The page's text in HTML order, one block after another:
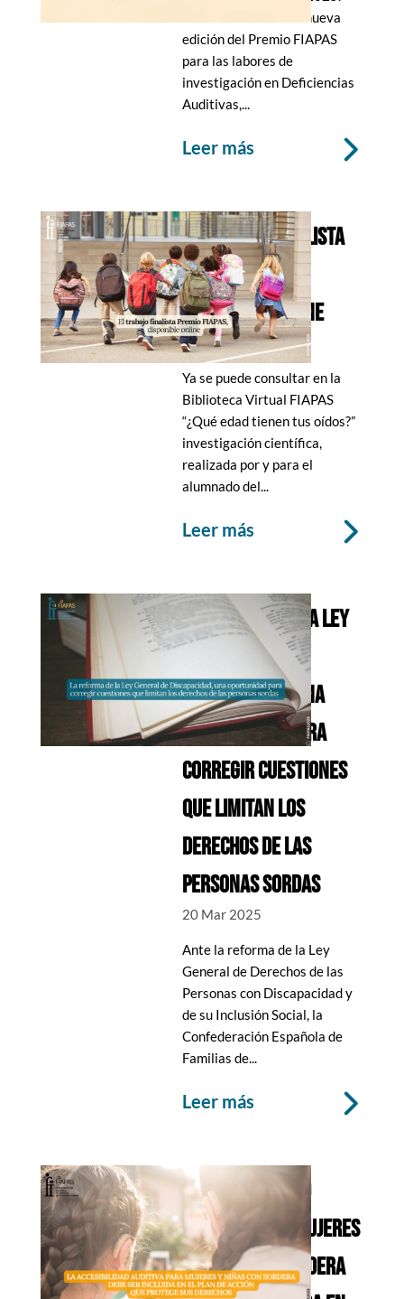
FIAPAS convoca una nueva
edición del Premio FIAPAS
para las labores de
investigación en Deficiencias
Auditivas,...
leer más
EL TRABAJO FINALISTA
PREMIO FIAPAS,
DISPONIBLE ONLINE
28 Mar 2025
Ya se puede consultar en la
Biblioteca Virtual FIAPAS
“¿Qué edad tienen tus oídos?”
investigación científica,
realizada por y para el
alumnado del...
leer más
LA REFORMA DE LA LEY
GENERAL DE
DISCAPACIDAD, UNA
OPORTUNIDAD PARA
CORREGIR CUESTIONES
QUE LIMITAN LOS
DERECHOS DE LAS
PERSONAS SORDAS
20 Mar 2025
Ante la reforma de la Ley
General de Derechos de las
Personas con Discapacidad y
de su Inclusión Social, la
Confederación Española de
Familias de...
leer más
LA ACCESIBILIDAD
AUDITIVA PARA MUJERES
Y NIÑAS CON SORDERA